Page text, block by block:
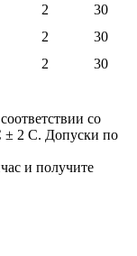
2
30
2
30
2 30
со
± 2 С. Допуски по
и получите